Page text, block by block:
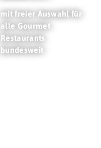
mit freier Auswahl für
alle Gourmet
Restaurants
bundesweit